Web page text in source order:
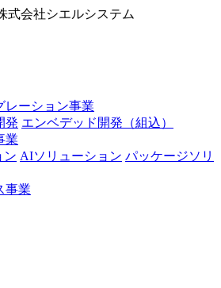
式会社シエルシステム
レーション事業
発 エンベデッド開発（組込）
業
ン AIソリューション パッケージソリ
事業